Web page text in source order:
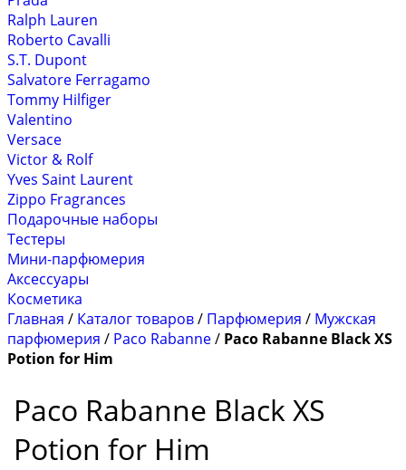
Ralph Lauren
Roberto Cavalli
S.T. Dupont
Salvatore Ferragamo
Tommy Hilfiger
Valentino
Versace
Victor & Rolf
Yves Saint Laurent
Zippo Fragrances
Подарочные наборы
Тестеры
Мини-парфюмерия
Аксессуары
Косметика
Главная / Каталог товаров/ Парфюмерия / Мужская
парфюмерия / Paco Rabanne/ Paco Rabanne Black XS
Potion for Him
Paco Rabanne Black XS
Potion for Him